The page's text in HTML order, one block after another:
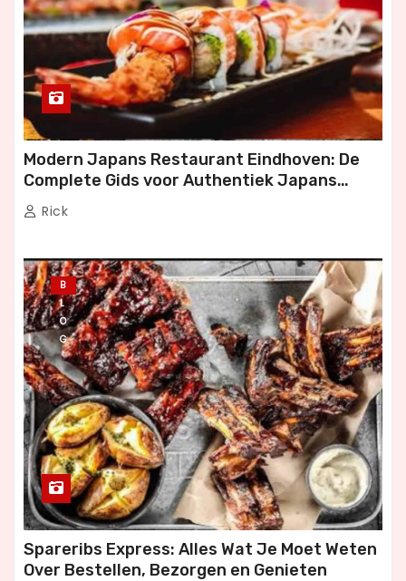
Modern Japans Restaurant Eindhoven: De
Complete Gids voor Authentiek Japans
Dineren
Rick
B
L
O
G
Spareribs Express: Alles Wat Je Moet Weten
Over Bestellen, Bezorgen en Genieten